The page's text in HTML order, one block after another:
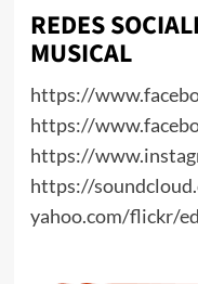
REDES
MUSICAL
https://
https://
https://
https://
yahoo.com/flickr/